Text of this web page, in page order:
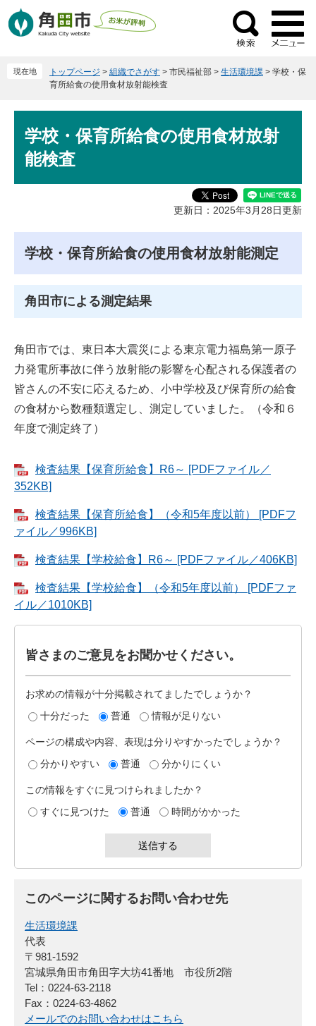
ー
ニ
検
索
現在地 トップページ > 組織でさがす > 市民福祉部 > 生活環境課 > 学校・保
育所給食の使用食材放射能検査
文学校・保育所給食の使用食材放射
能検査
更新日：2025年3月28日更新
学校・保育所給食の使用食材放射能測定
角田市による測定結果
角田市では、東日本大震災による東京電力福島第一原子
力発電所事故に伴う放射能の影響を心配される保護者の
皆さんの不安に応えるため、小中学校及び保育所の給食
の食材から数種類選定し、測定していました。（令和６
年度で測定終了）
検査結果【保育所給食】R6～ [PDFファイル／
352KB]
検査結果【保育所給食】（令和5年度以前） [PDFフ
ァイル／996KB]
検査結果【学校給食】R6～ [PDFファイル／406KB]
検査結果【学校給食】（令和5年度以前） [PDFファ
イル／1010KB]
皆さまのご意見をお聞かせください。
お求めの情報が十分掲載されてましたでしょうか？
十分だった
普通 情報が足りない
ページの構成や内容、表現は分りやすかったでしょうか？
分かりやすい
普通 分かりにくい
この情報をすぐに見つけられましたか？
すぐに見つけた
普通 時間がかかった
このページに関するお問い合わせ先
生活環境課
代表
〒981-1592
宮城県角田市角田字大坊41番地 市役所2階
Tel：0224-63-2118
Fax：0224-63-4862
メールでのお問い合わせはこちら